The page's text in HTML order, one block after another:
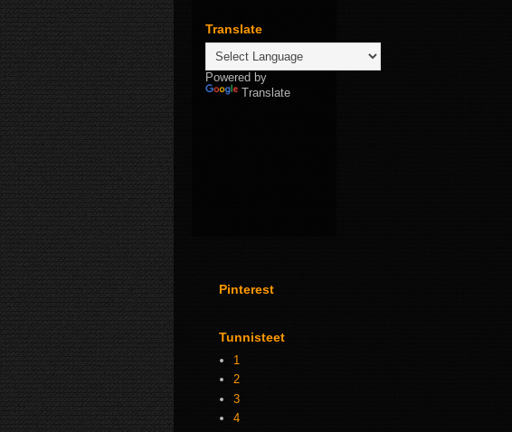
Translate
Powered by
Translate
Pinterest
Tunnisteet
1
2
3
4